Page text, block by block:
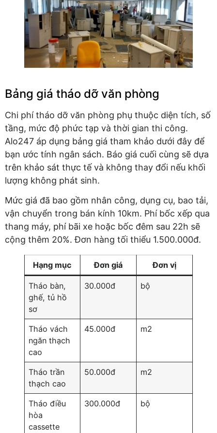
Bảng giá tháo dỡ văn phòng
Chi phí tháo dỡ văn phòng phụ thuộc diện tích, số
tầng, mức độ phức tạp và thời gian thi công.
Alo247 áp dụng bảng giá tham khảo dưới đây để
bạn ước tính ngân sách. Báo giá cuối cùng sẽ dựa
trên khảo sát thực tế và không thay đổi nếu khối
lượng không phát sinh.
Mức giá đã bao gồm nhân công, dụng cụ, bao tải,
vận chuyển trong bán kính 10km. Phí bốc xếp qua
thang máy, phí bãi xe hoặc bốc đêm sau 22h sẽ
cộng thêm 20%. Đơn hàng tối thiểu 1.500.000đ.
Hạng mục Đơn giá Đơn vị
Tháo bàn,
ghế, tủ hồ
sơ
30.000đ bộ
Tháo vách
ngăn thạch
cao
45.000đ m2
Tháo trần
thạch cao
50.000đ m2
Tháo điều
hòa
cassette
300.000đ bộ